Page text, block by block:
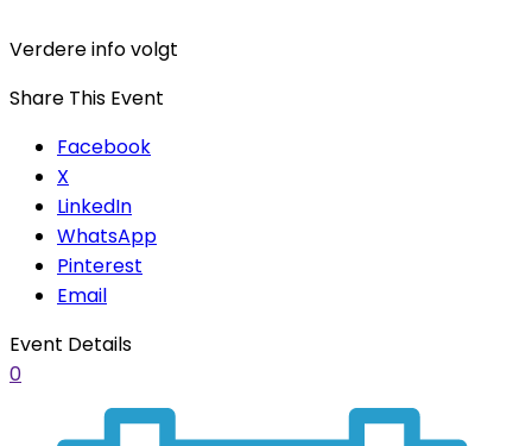
Verdere info volgt
Share This Event
Facebook
X
LinkedIn
WhatsApp
Pinterest
Email
Event Details
0